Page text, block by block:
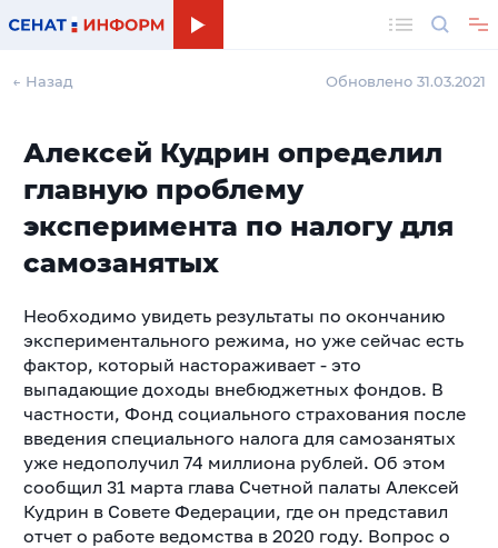
← Назад Обновлено 31.03.2021
Алексей Кудрин определил
главную проблему
эксперимента по налогу для
самозанятых
Необходимо увидеть результаты по окончанию
экспериментального режима, но уже сейчас есть
фактор, который настораживает - это
выпадающие доходы внебюджетных фондов. В
частности, Фонд социального страхования после
введения специального налога для самозанятых
уже недополучил 74 миллиона рублей. Об этом
сообщил 31 марта глава Cчетной палаты Алексей
Кудрин в Совете Федерации, где он представил
отчет о работе ведомства в 2020 году. Вопрос о